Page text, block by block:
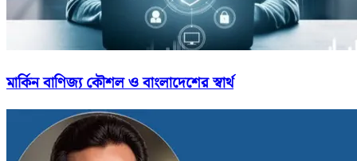
মার্কিন বাণিজ্য কৌশল ও বাংলাদেশের স্বার্থ